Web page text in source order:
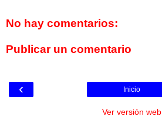
No hay comentarios:
Publicar un comentario
‹ Inicio
Ver versión web